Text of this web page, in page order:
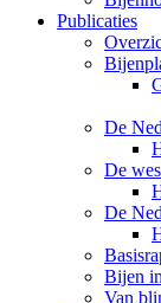
Publicaties
De
De
De
Bijen
Van